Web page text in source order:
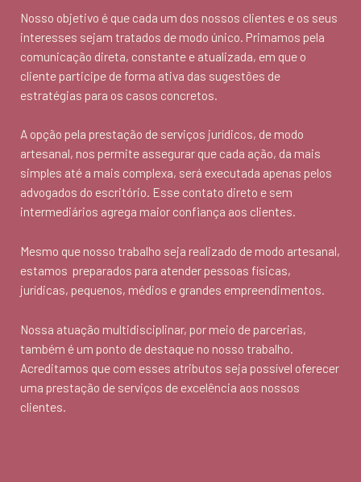
Nosso objetivo é que cada um dos nossos clientes e os seus
interesses sejam tratados de modo único. Primamos pela
comunicação direta, constante e atualizada, em que o
cliente participe de forma ativa das sugestões de
estratégias para os casos concretos.
A opção pela prestação de serviços jurídicos, de modo
artesanal, nos permite assegurar que cada ação, da mais
simples até a mais complexa, será executada apenas pelos
advogados do escritório. Esse contato direto e sem
intermediários agrega maior confiança aos clientes.
Mesmo que nosso trabalho seja realizado de modo artesanal,
estamos preparados para atender pessoas físicas,
jurídicas, pequenos, médios e grandes empreendimentos.
Nossa atuação multidisciplinar, por meio de parcerias,
também é um ponto de destaque no nosso trabalho.
Acreditamos que com esses atributos seja possível oferecer
uma prestação de serviços de excelência aos nossos
clientes.